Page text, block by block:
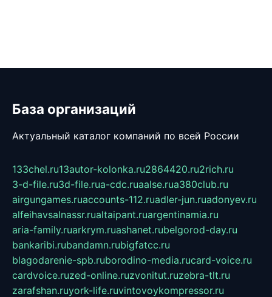
База организаций
Актуальный каталог компаний по всей России
133chel.ru13autor-kolonka.ru2864420.ru2rich.ru
3-d-file.ru3d-file.rua-cdc.ruaalse.rua380club.ru
airgungames.ruaccounts-112.ruadler-jun.ruadonyev.ru
alfeihavsalnassr.rualtaipant.ruargentinamia.ru
aria-family.ruarkrym.ruashanet.rubelgorod-day.ru
bankaribi.rubandamn.rubigfatcc.ru
blagodarenie-spb.ruborodino-media.rucard-voice.ru
cardvoice.ruzed-online.ruzvonitut.ruzebra-tlt.ru
zarafshan.ruyork-life.ruvintovoykompressor.ru